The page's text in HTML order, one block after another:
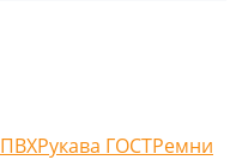
Рукава ГОСТРемни